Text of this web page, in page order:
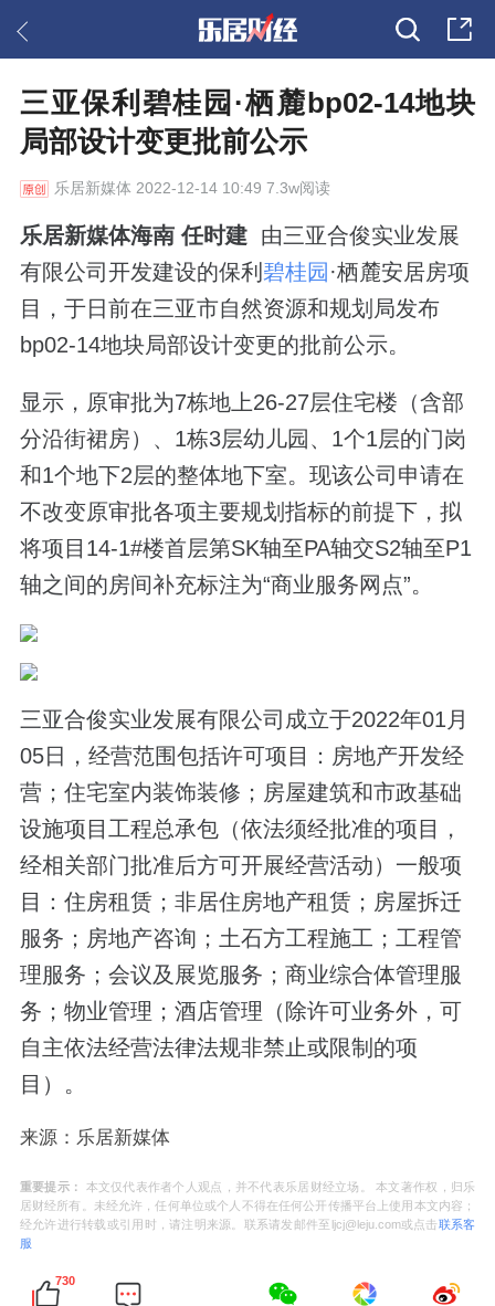
三亚保利碧桂园·栖麓bp02-14地块
局部设计变更批前公示
乐居新媒体 2022-12-14 10:49 7.3w阅读
乐居新媒体海南 任时建 由三亚合俊实业发展
有限公司开发建设的保利碧桂园·栖麓安居房项
目，于日前在三亚市自然资源和规划局发布
bp02-14地块局部设计变更的批前公示。
显示，原审批为7栋地上26-27层住宅楼（含部
分沿街裙房）、1栋3层幼儿园、1个1层的门岗
和1个地下2层的整体地下室。现该公司申请在
不改变原审批各项主要规划指标的前提下，拟
将项目14-1#楼首层第SK轴至PA轴交S2轴至P1
轴之间的房间补充标注为“商业服务网点”。
三亚合俊实业发展有限公司成立于2022年01月
05日，经营范围包括许可项目：房地产开发经
营；住宅室内装饰装修；房屋建筑和市政基础
设施项目工程总承包（依法须经批准的项目，
经相关部门批准后方可开展经营活动）一般项
目：住房租赁；非居住房地产租赁；房屋拆迁
服务；房地产咨询；土石方工程施工；工程管
理服务；会议及展览服务；商业综合体管理服
务；物业管理；酒店管理（除许可业务外，可
自主依法经营法律法规非禁止或限制的项
目）。
来源：乐居新媒体
重要提示：
本文仅代表作者个人观点，并不代表乐居财经立场。 本文著作权，归乐
居财经所有。未经允许，任何单位或个人不得在任何公开传播平台上使用本文内容；
经允许进行转载或引用时，请注明来源。联系请发邮件至ljcj@leju.com或点击联系客
服
730